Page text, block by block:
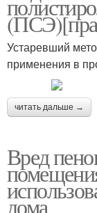
Устаревший
применения в
читать дальше →
Вред
дома